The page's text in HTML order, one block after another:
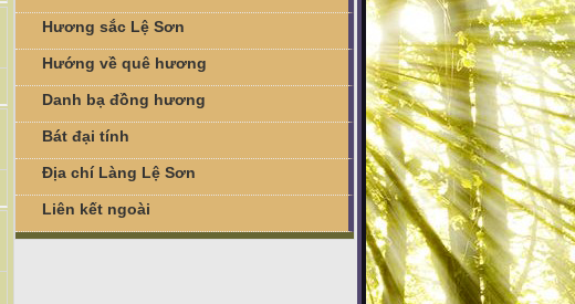
Hương sắc Lệ Sơn
Hướng về quê hương
Danh bạ đồng hương
Bát đại tính
Địa chí Làng Lệ Sơn
Liên kết ngoài